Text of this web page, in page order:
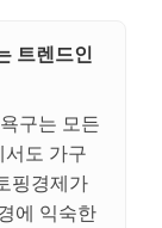
트렌드인
구는 모든
서도 가구
핑경제가
에 익숙한